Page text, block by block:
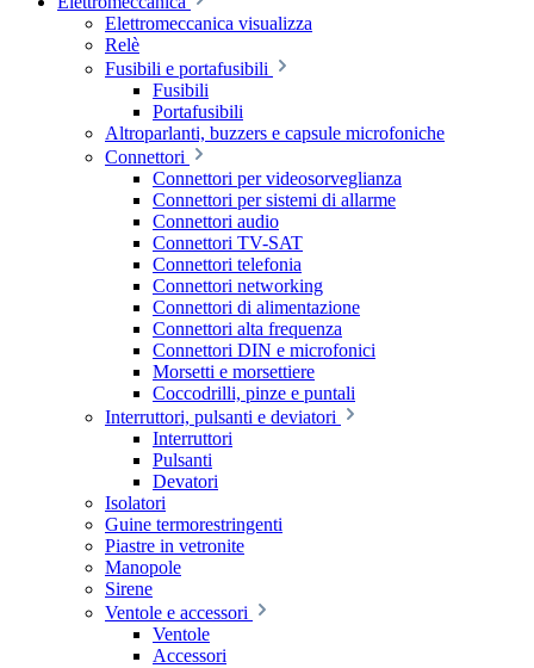
Elettromeccanica visualizza
Relè
Fusibili e portafusibili
Fusibili
Portafusibili
Altroparlanti, buzzers e capsule microfoniche
Connettori
Connettori per videosorveglianza
Connettori per sistemi di allarme
Connettori audio
Connettori TV-SAT
Connettori telefonia
Connettori networking
Connettori di alimentazione
Connettori alta frequenza
Connettori DIN e microfonici
Morsetti e morsettiere
Coccodrilli, pinze e puntali
Interruttori, pulsanti e deviatori
Interruttori
Pulsanti
Devatori
Isolatori
Guine termorestringenti
Piastre in vetronite
Manopole
Sirene
Ventole e accessori
Ventole
Accessori